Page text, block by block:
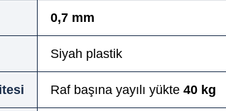
0,7 mm
Siyah plastik
Raf başına yayılı yükte 40 kg